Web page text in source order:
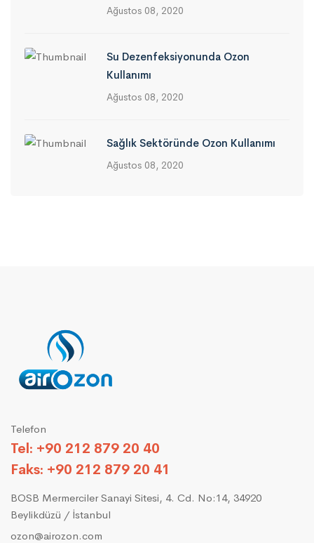
Ağustos 08, 2020
Su Dezenfeksiyonunda Ozon
Kullanımı
Ağustos 08, 2020
Sağlık Sektöründe Ozon Kullanımı
Ağustos 08, 2020
Telefon
Tel: +90 212 879 20 40
Faks: +90 212 879 20 41
BOSB Mermerciler Sanayi Sitesi, 4. Cd. No:14, 34920
Beylikdüzü / İstanbul
ozon@airozon.com